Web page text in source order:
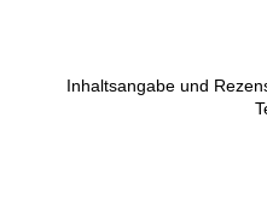
Inhaltsangabe und